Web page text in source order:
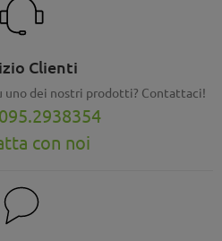
Clienti
uno dei nostri prodotti? Contattaci!
con noi